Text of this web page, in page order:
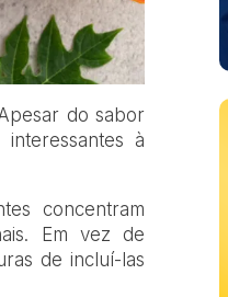
do sabor
à
concentram
Em vez de
de incluí-las